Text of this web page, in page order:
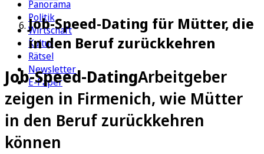
Panorama
Politik
Wirtschaft
Kultur
Rätsel
Newsletter
E-Paper
Job-Speed-Dating für Mütter, die
in den Beruf zurückkehren
Job-Speed-DatingArbeitgeber
zeigen in Firmenich, wie Mütter
in den Beruf zurückkehren
können